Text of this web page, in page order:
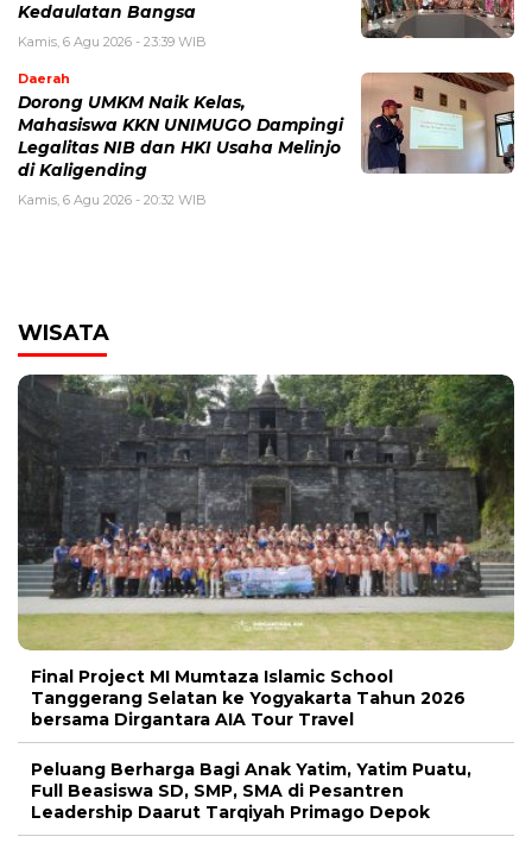
Kedaulatan Bangsa
Kamis, 6 Agu 2026 - 23:39 WIB
Daerah
Dorong UMKM Naik Kelas,
Mahasiswa KKN UNIMUGO Dampingi
Legalitas NIB dan HKI Usaha Melinjo
di Kaligending
Kamis, 6 Agu 2026 - 20:32 WIB
WISATA
Final Project MI Mumtaza Islamic School
Tanggerang Selatan ke Yogyakarta Tahun 2026
bersama Dirgantara AIA Tour Travel
Peluang Berharga Bagi Anak Yatim, Yatim Puatu,
Full Beasiswa SD, SMP, SMA di Pesantren
Leadership Daarut Tarqiyah Primago Depok